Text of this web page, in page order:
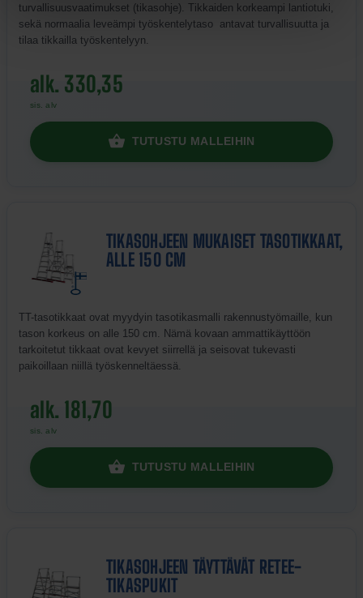
turvallisuusvaatimukset (tikasohje). Tikkaiden korkeampi lantiotuki,
sekä normaalia leveämpi työskentelytaso antavat turvallisuutta ja
tilaa tikkailla työskentelyyn.
alk. 330,35
sis. alv
TUTUSTU MALLEIHIN
TIKASOHJEEN MUKAISET TASOTIKKAAT,
ALLE 150 CM
TT-tasotikkaat ovat myydyin tasotikasmalli rakennustyömaille, kun
tason korkeus on alle 150 cm. Nämä kovaan ammattikäyttöön
tarkoitetut tikkaat ovat kevyet siirrellä ja seisovat tukevasti
paikoillaan niillä työskenneltäessä.
alk. 181,70
sis. alv
TUTUSTU MALLEIHIN
TIKASOHJEEN TÄYTTÄVÄT RETEE-
TIKASPUKIT